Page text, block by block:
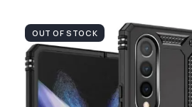
OUT OF STOCK